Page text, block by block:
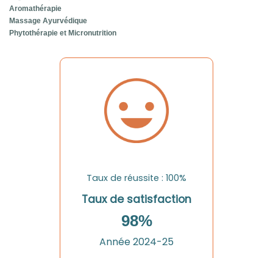
Aromathérapie
Massage Ayurvédique
Phytothérapie et Micronutrition
Taux de réussite : 100%
Taux de satisfaction
98%
Année 2024-25